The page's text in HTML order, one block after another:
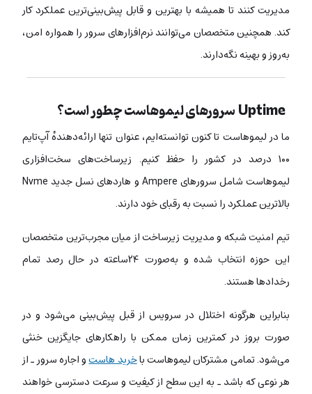
مدیریت کنند تا همیشه با بهترین و قابل پیش‌بینی‌ترین عملکرد کار
کند. همچنین متخصصان می‌توانند نرم‌افزارهای سرور را همواره امن،
به‌روز و بهینه نگه‌دارند.
Uptime سرورهای لیموهاست چطور است؟
ما در لیموهاست تا کنون توانسته‌ایم، عنوان تنها ارائه‌دهندهٔ آپ‌تایم
۱۰۰ درصد در کشور را حفظ کنیم. زیرساخت‌های سخت‌افزاری
لیموهاست شامل سرورهای Ampere و هاردهای نسل جدید Nvme
بالاترین عملکرد را نسبت به رقبای خود دارند.
تیم امنیت شبکه و مدیریت زیرساخت از میان مجرب‌ترین متخصصان
این حوزه انتخاب شده و به‌صورت ۲۴ساعته در حال رصد تمام
رخدادها هستند.
بنابراین هرگونه اختلال در سرویس از قبل پیش‌بینی می‌شود و در
صورت بروز در کمترین زمان ممکن با راهکارهای جایگزین خنثی
می‌شود. تمامی مشترکان لیموهاست باخرید هاستو اجاره سرور ـ از
هر نوعی که باشد ـ به این سطح از کیفیت و سرعت دسترسی خواهند